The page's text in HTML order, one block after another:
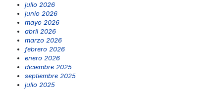
julio 2026
junio 2026
mayo 2026
abril 2026
marzo 2026
febrero 2026
enero 2026
diciembre 2025
septiembre 2025
julio 2025